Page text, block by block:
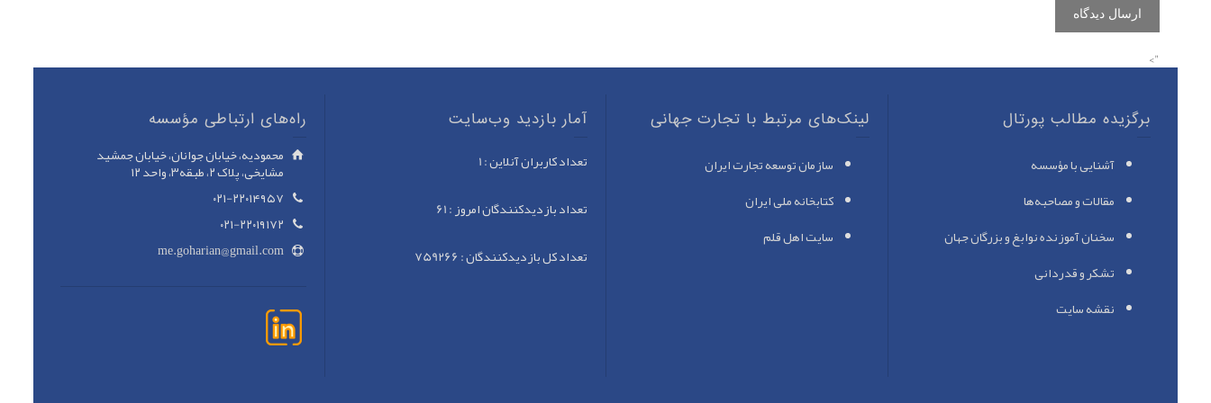
">
برگزیده مطالب پورتال
آشنایی با مؤسسه
مقالات و مصاحبه‌ها
سخنان آموزنده نوابغو بزرگان جهان
تشکر و قدردانی
نقشه سایت
لینک‌های مرتبط با تجارت جهانی
سازمان توسعه تجارت ایران
کتابخانه ملی ایران
سایت اهل قلم
آمار بازدید وب‌سایت
تعداد کاربران آنلاین : 1
تعداد بازدید‌کنندگان امروز : 61
تعداد کل بازدید‌کنندگان : 759266
راه‌های ارتباطی مؤسسه
محمودیه، خیابان جوانان، خیابان جمشید
مشایخی، پلاک ۲، طبقه۳، واحد ۱۲
۰۲۱-۲۲۰۱۴۹۵۷
۰۲۱-۲۲۰۱۹۱۷۲
me.goharian@gmail.com